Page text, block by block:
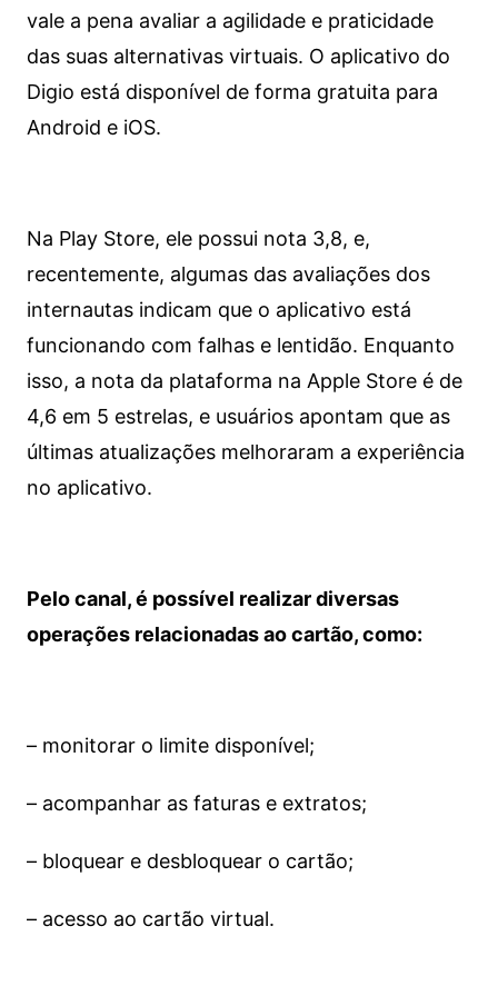
vale a pena avaliar a agilidade e praticidade
das suas alternativas virtuais. O aplicativo do
Digio está disponível de forma gratuita para
Android e iOS.
Na Play Store, ele possui nota 3,8, e,
recentemente, algumas das avaliações dos
internautas indicam que o aplicativo está
funcionando com falhas e lentidão. Enquanto
isso, a nota da plataforma na Apple Store é de
4,6 em 5 estrelas, e usuários apontam que as
últimas atualizações melhoraram a experiência
no aplicativo.
Pelo canal, é possível realizar diversas
operações relacionadas ao cartão, como:
– monitorar o limite disponível;
– acompanhar as faturas e extratos;
– bloquear e desbloquear o cartão;
– acesso ao cartão virtual.